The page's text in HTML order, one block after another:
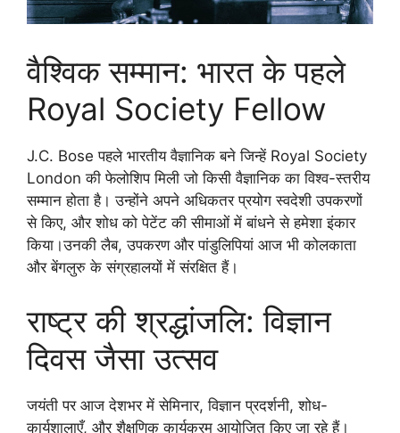
वैश्विक सम्मान: भारत के पहले
Royal Society Fellow
J.C. Bose पहले भारतीय वैज्ञानिक बने जिन्हें Royal Society
London की फेलोशिप मिली जो किसी वैज्ञानिक का विश्व-स्तरीय
सम्मान होता है। उन्होंने अपने अधिकतर प्रयोग स्वदेशी उपकरणों
से किए, और शोध को पेटेंट की सीमाओं में बांधने से हमेशा इंकार
किया।उनकी लैब, उपकरण और पांडुलिपियां आज भी कोलकाता
और बेंगलुरु के संग्रहालयों में संरक्षित हैं।
राष्ट्र की श्रद्धांजलि: विज्ञान
दिवस जैसा उत्सव
जयंती पर आज देशभर में सेमिनार, विज्ञान प्रदर्शनी, शोध-
कार्यशालाएँ, और शैक्षणिक कार्यक्रम आयोजित किए जा रहे हैं।